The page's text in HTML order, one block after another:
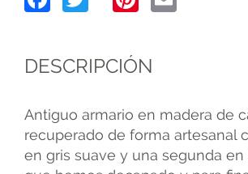
DESCRIPCIÓN
Antiguo armario en madera de
recuperado de forma artesanal
en gris suave y una segunda